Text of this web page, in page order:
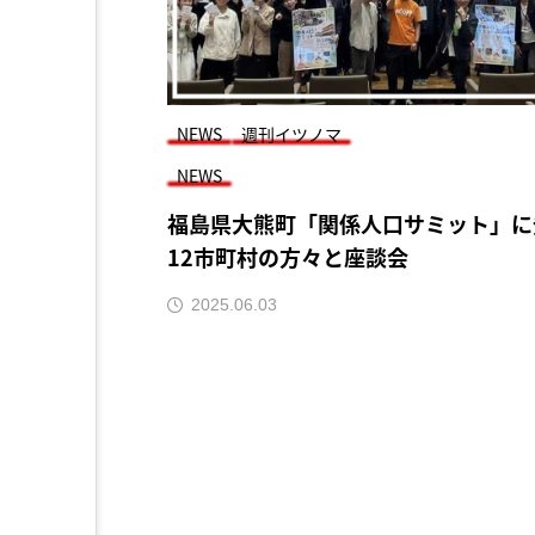
NEWS
週刊イツノマ
NEWS
福島県大熊町「関係人口サミット」
12市町村の方々と座談会
2025.06.03